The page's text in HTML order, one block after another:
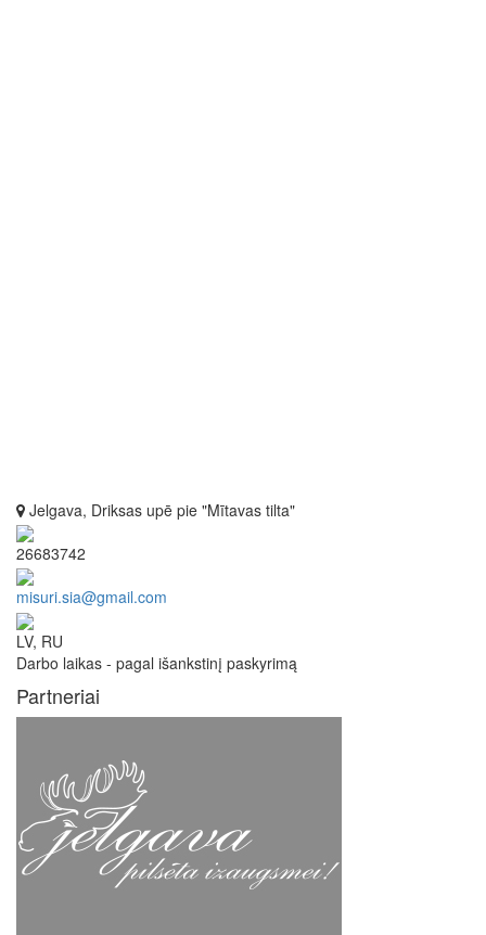
Jelgava, Driksas upē pie "Mītavas tilta"
26683742
misuri.sia@gmail.com
LV, RU
Darbo laikas - pagal išankstinį paskyrimą
Partneriai